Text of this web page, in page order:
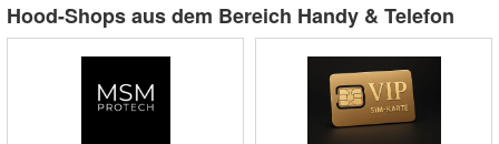
Hood-Shops aus dem Bereich Handy & Telefon